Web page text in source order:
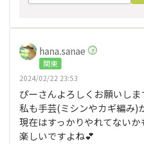
hana.sanae
関東
2024/02/22 23:53
ぴーさんよろしくお願いし
私も手芸(ミシンやカギ編み)
現在はすっかりやれてないか
楽しいですよね💕